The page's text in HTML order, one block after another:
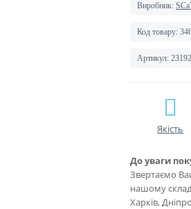
Виробник:
Код товару:
Артикул:
Якість
До уваги
Звертаємо
нашому
Харків,